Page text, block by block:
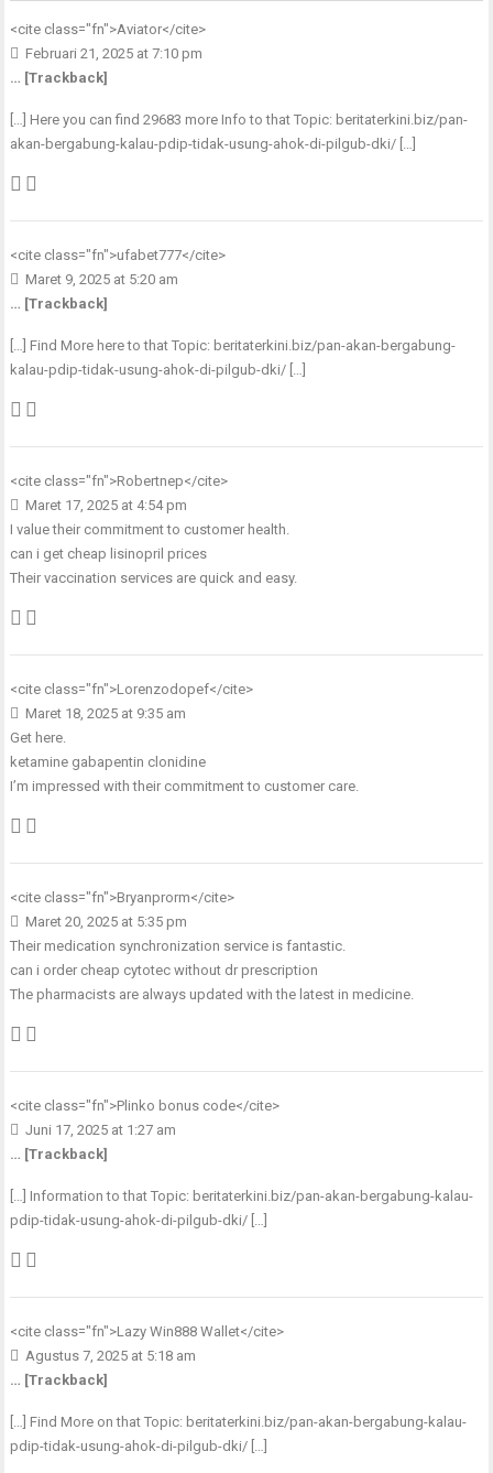
<cite class="fn">Aviator</cite>
Februari 21, 2025 at 7:10 pm
… [Trackback]
[…] Here you can find 29683 more Info to that Topic: beritaterkini.biz/pan-
akan-bergabung-kalau-pdip-tidak-usung-ahok-di-pilgub-dki/ […]
<cite class="fn">ufabet777</cite>
Maret 9, 2025 at 5:20 am
… [Trackback]
[…] Find More here to that Topic: beritaterkini.biz/pan-akan-bergabung-
kalau-pdip-tidak-usung-ahok-di-pilgub-dki/ […]
<cite class="fn">Robertnep</cite>
Maret 17, 2025 at 4:54 pm
I value their commitment to customer health.
can i get cheap lisinopril prices
Their vaccination services are quick and easy.
<cite class="fn">Lorenzodopef</cite>
Maret 18, 2025 at 9:35 am
Get here.
ketamine gabapentin clonidine
I’m impressed with their commitment to customer care.
<cite class="fn">Bryanprorm</cite>
Maret 20, 2025 at 5:35 pm
Their medication synchronization service is fantastic.
can i order cheap cytotec without dr prescription
The pharmacists are always updated with the latest in medicine.
<cite class="fn">Plinko bonus code</cite>
Juni 17, 2025 at 1:27 am
… [Trackback]
[…] Information to that Topic: beritaterkini.biz/pan-akan-bergabung-kalau-
pdip-tidak-usung-ahok-di-pilgub-dki/ […]
<cite class="fn">Lazy Win888 Wallet</cite>
Agustus 7, 2025 at 5:18 am
… [Trackback]
[…] Find More on that Topic: beritaterkini.biz/pan-akan-bergabung-kalau-
pdip-tidak-usung-ahok-di-pilgub-dki/ […]